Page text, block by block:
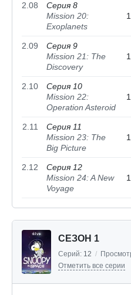
2.08
Серия 8
Mission 20:
Exoplanets
2.09
Серия 9
Mission 21: The
Discovery
2.10
Серия 10
Mission 22:
Operation Asteroid
2.11
Серия 11
Mission 23: The
Big Picture
2.12
Серия 12
Mission 24: A New
Voyage
СЕЗОН 1
Серий: 12 /
Отметить все серии